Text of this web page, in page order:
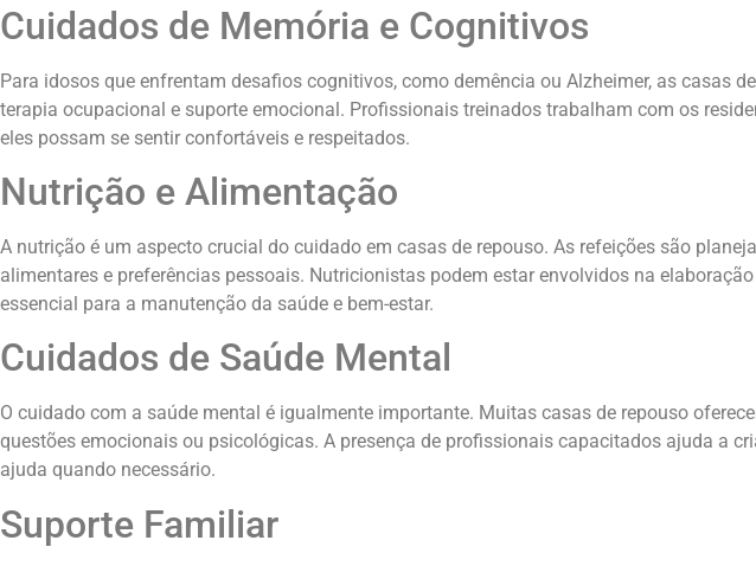
Cuidados de Memória e Cognitivos
Para idosos que enfrentam desafios cognitivos, como demência ou Alzheimer, as casas
terapia ocupacional e suporte emocional. Profissionais treinados trabalham com os
eles possam se sentir confortáveis e respeitados.
Nutrição e Alimentação
A nutrição é um aspecto crucial do cuidado em casas de repouso. As refeições são
alimentares e preferências pessoais. Nutricionistas podem estar envolvidos na
essencial para a manutenção da saúde e bem-estar.
Cuidados de Saúde Mental
O cuidado com a saúde mental é igualmente importante. Muitas casas de repouso
questões emocionais ou psicológicas. A presença de profissionais capacitados ajuda a
ajuda quando necessário.
Suporte Familiar